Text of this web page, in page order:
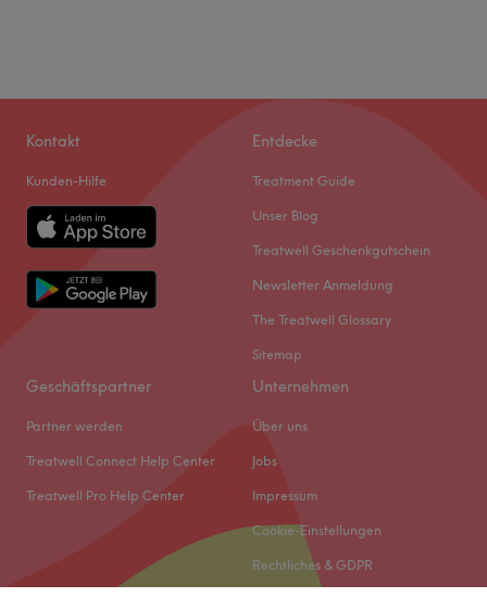
Kontakt
Kunden-Hilfe
Entdecke
Treatment Guide
Unser Blog
Treatwell Geschenkgutschein
Newsletter Anmeldung
The Treatwell Glossary
Sitemap
Geschäftspartner
Partner werden
Treatwell Connect Help Center
Treatwell Pro Help Center
Unternehmen
Über uns
Jobs
Impressum
Cookie-Einstellungen
Rechtliches & GDPR